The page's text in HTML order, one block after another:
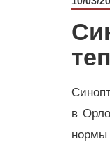
в
нормы